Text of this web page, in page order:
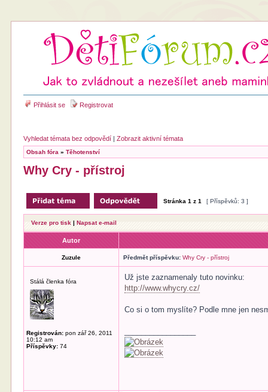
Přihlásit se Registrovat
Vyhledat témata bez odpovědí |Zobrazit aktivní témata
Obsah fóra »Těhotenství
Why Cry - přístroj
Stránka1 z1 [ Příspěvků: 3 ]
Verze pro tisk |Napsat e-mail
Autor
Zuzule Předmět příspěvku: Why Cry - přístroj
Stálá členka fóra
Registrován: pon zář 26, 2011
10:12 am
Příspěvky: 74
Už jste zaznamenaly tuto novinku:
http://www.whycry.cz/
Co si o tom myslíte? Podle mne jen